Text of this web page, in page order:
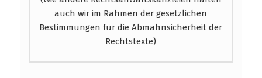
auch wir im Rahmen der gesetzlichen
Bestimmungen für die Abmahnsicherheit der
Rechtstexte)